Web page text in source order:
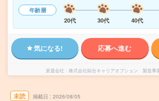
年齢層
20代
30代 40代
気になる! 応募へ進む
派遣会社 株式会社綜合キャリアオプション 製造事
未読 掲載日 2026/08/05